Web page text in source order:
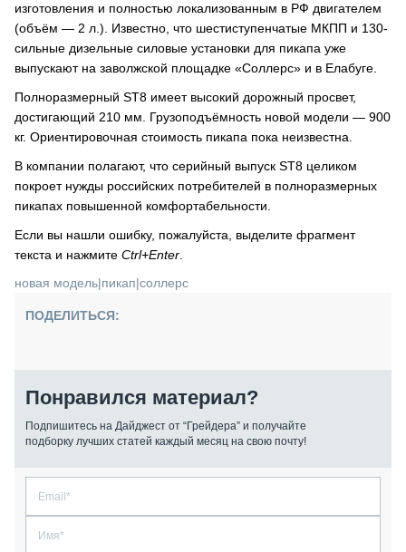
изготовления и полностью локализованным в РФ двигателем
(объём — 2 л.). Известно, что шестиступенчатые МКПП и 130-
сильные дизельные силовые установки для пикапа уже
выпускают на заволжской площадке «Соллерс» и в Елабуге.
Полноразмерный ST8 имеет высокий дорожный просвет,
достигающий 210 мм. Грузоподъёмность новой модели — 900
кг. Ориентировочная стоимость пикапа пока неизвестна.
В компании полагают, что серийный выпуск ST8 целиком
покроет нужды российских потребителей в полноразмерных
пикапах повышенной комфортабельности.
Если вы нашли ошибку, пожалуйста, выделите фрагмент
текста и нажмите Ctrl+Enter
новая модель|пикап|соллерс
ПОДЕЛИТЬСЯ:
Понравился материал?
Подпишитесь на Дайджест от “Грейдера” и получайте
подборку лучших статей каждый месяц на свою почту!